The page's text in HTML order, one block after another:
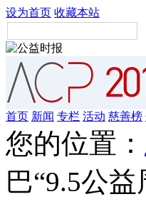
设为首页 收藏本站
首页 新闻 专栏 活动 慈善榜
您的位置：
巴“9.5公益